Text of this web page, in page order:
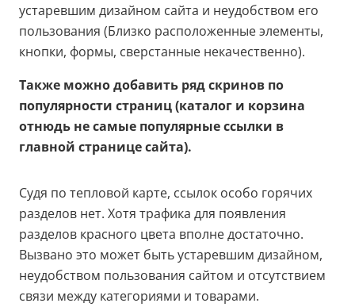
устаревшим дизайном сайта и неудобством его
пользования (Близко расположенные элементы,
кнопки, формы, сверстанные некачественно).
Также можно добавить ряд скринов по
популярности страниц (каталог и корзина
отнюдь не самые популярные ссылки в
главной странице сайта).
Судя по тепловой карте, ссылок особо горячих
разделов нет. Хотя трафика для появления
разделов красного цвета вполне достаточно.
Вызвано это может быть устаревшим дизайном,
неудобством пользования сайтом и отсутствием
связи между категориями и товарами.